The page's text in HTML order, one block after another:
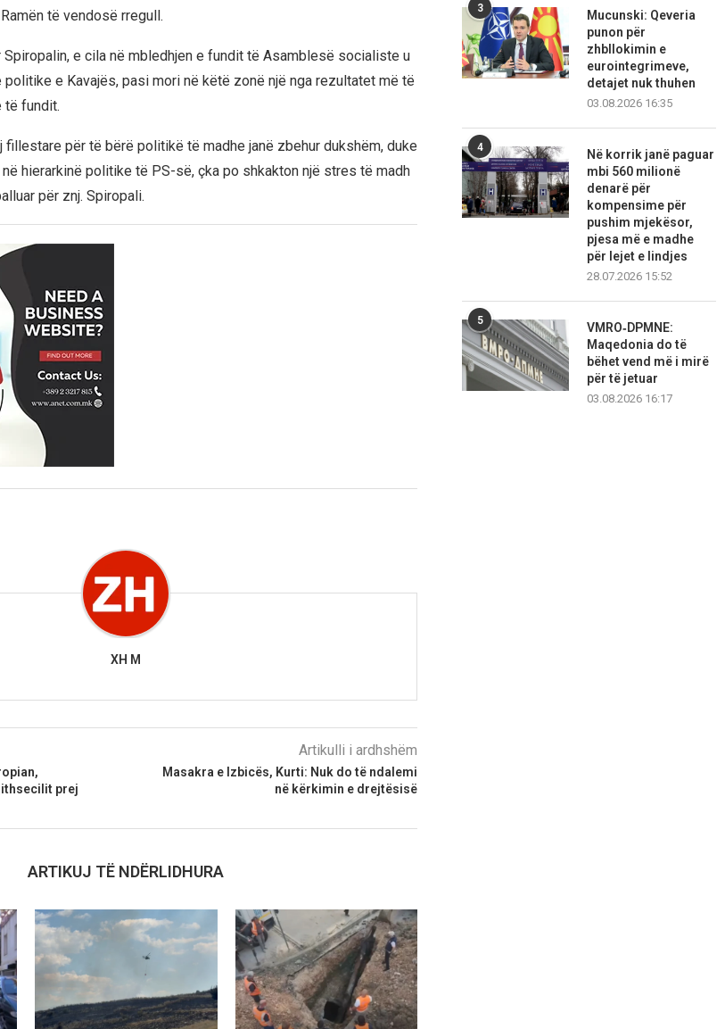
të vendosë rregull.
e cila në mbledhjen e fundit të Asamblesë socialiste u
e Kavajës, pasi mori në këtë zonë një nga rezultatet më të
të fundit.
për të bërë politikë të madhe janë zbehur dukshëm, duke
hierarkinë politike të PS-së, çka po shkakton një stres të madh
për znj. Spiropali.
XH M
prej
Artikulli i ardhshëm
Masakra e Izbicës, Kurti: Nuk do të ndalemi
në kërkimin e drejtësisë
ARTIKUJ TË NDËRLIDHURA
3
Mucunski: Qeveria
punon për
zhbllokimin e
eurointegrimeve,
detajet nuk thuhen
03.08.2026 16:35
4
Në korrik janë paguar
mbi 560 milionë
denarë për
kompensime për
pushim mjekësor,
pjesa më e madhe
për lejet e lindjes
28.07.2026 15:52
5
VMRO‑DPMNE:
Maqedonia do të
bëhet vend më i mirë
për të jetuar
03.08.2026 16:17